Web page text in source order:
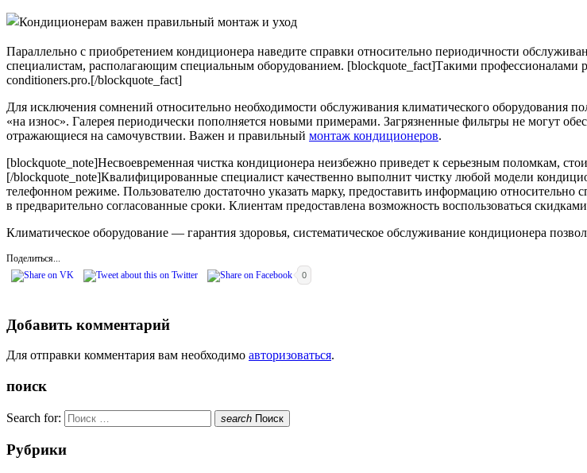
Параллельно с приобретением кондиционера наведите справки относительно периодичности
специалистам, располагающим специальным оборудованием. [blockquote_fact]Такими
conditioners.pro.[/blockquote_fact]
Для исключения сомнений относительно необходимости обслуживания климатического оборудования
«на износ». Галерея периодически пополняется новыми примерами. Загрязненные фильтры не могут
отражающиеся на самочувствии. Важен и правильный монтаж кондиционеров.
[blockquote_note]Несвоевременная чистка кондиционера неизбежно приведет к серьезным поломкам,
[/blockquote_note]Квалифицированные специалист качественно выполнит чистку любой модели
телефонном режиме. Пользователю достаточно указать марку, предоставить информацию
в предварительно согласованные сроки. Клиентам предоставлена возможность воспользоваться
Климатическое оборудование — гарантия здоровья, систематическое обслуживание кондиционера
Поделиться...
0
Добавить комментарий
Для отправки комментария вам необходимо авторизоваться.
поиск
Search for: search Поиск
Рубрики